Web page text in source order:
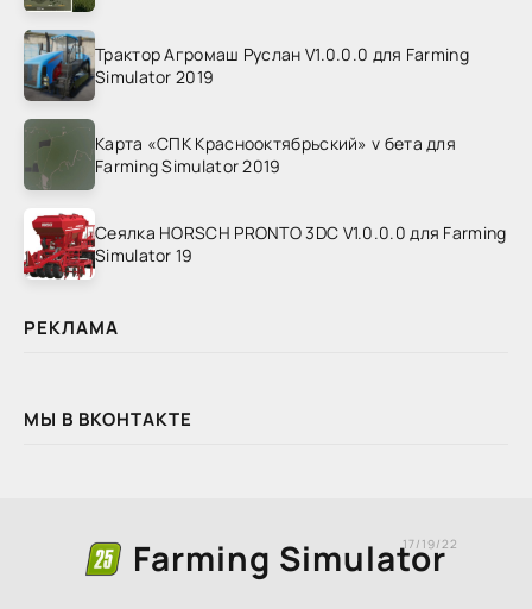
Трактор Агромаш Руслан V1.0.0.0 для Farming
Simulator 2019
Карта «СПК Краснооктябрьский» v бета для
Farming Simulator 2019
Сеялка HORSCH PRONTO 3DC V1.0.0.0 для Farming
Simulator 19
РЕКЛАМА
МЫ В ВКОНТАКТЕ
Farming Simulator
17/19/22